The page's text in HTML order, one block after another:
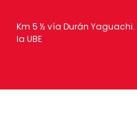
Km 5 ½ vía Durán
la UBE